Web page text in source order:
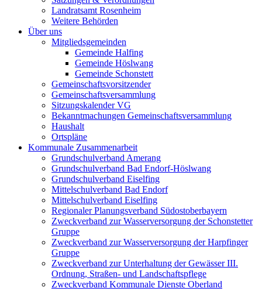
Landratsamt Rosenheim
Weitere Behörden
Über uns
Mitgliedsgemeinden
Gemeinde Halfing
Gemeinde Höslwang
Gemeinde Schonstett
Gemeinschaftsvorsitzender
Gemeinschaftsversammlung
Sitzungskalender VG
Bekanntmachungen Gemeinschaftsversammlung
Haushalt
Ortspläne
Kommunale Zusammenarbeit
Grundschulverband Amerang
Grundschulverband Bad Endorf-Höslwang
Grundschulverband Eiselfing
Mittelschulverband Bad Endorf
Mittelschulverband Eiselfing
Regionaler Planungsverband Südostoberbayern
Zweckverband zur Wasserversorgung der Schonstetter
Gruppe
Zweckverband zur Wasserversorgung der Harpfinger
Gruppe
Zweckverband zur Unterhaltung der Gewässer III.
Ordnung, Straßen- und Landschaftspflege
Zweckverband Kommunale Dienste Oberland